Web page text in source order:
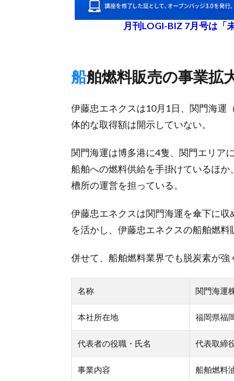
月刊LOGI-BIZ 7月号は「
船舶燃料販売の事業拡
伊藤忠エネクスは10月1日、関門海運
体的な取得額は開示していない。
関門海運は博多港に4隻、関門エリア
船舶への燃料供給を手掛けているほ
槽所の運営を担っている。
伊藤忠エネクスは関門海運を傘下に
を活かし、伊藤忠エネクスの船舶燃料
併せて、船舶燃料業界でも脱炭素が強
名称 関門海運
本社所在地 福岡県福
代表者の役職・氏名 代表取締
事業内容 船舶燃料